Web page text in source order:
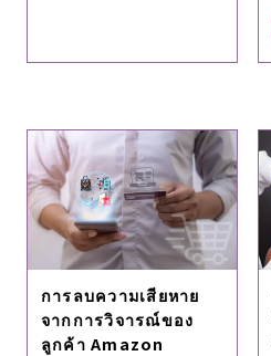
การลบความเสียหาย
จากการวิจารณ์ของ
ลูกค้า Amazon